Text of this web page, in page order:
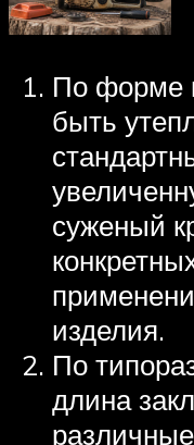
По форме
быть
суженый
изделия.
По
длина